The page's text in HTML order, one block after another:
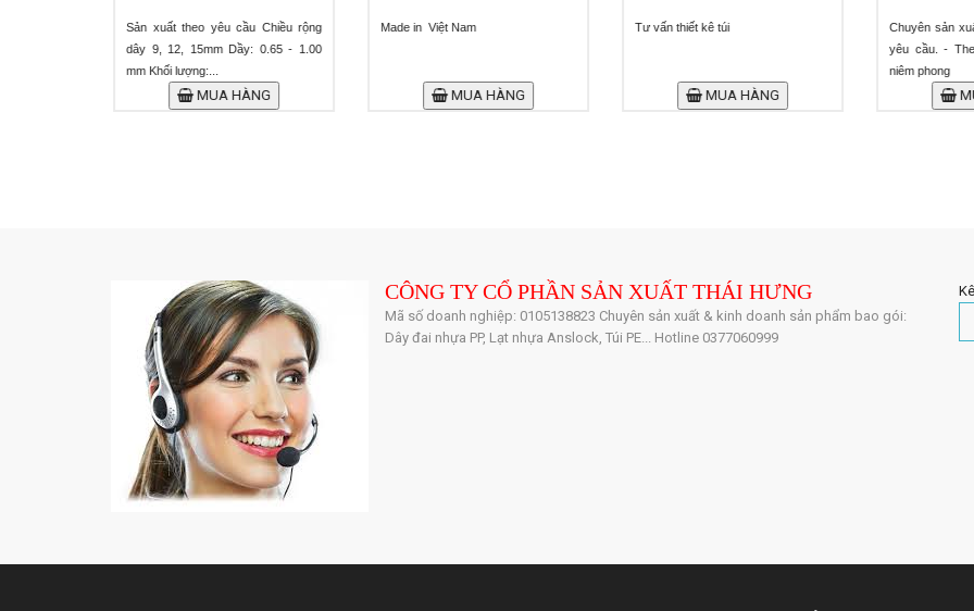
Sản xuất theo yêu cầu Chiều rộng
dây 9, 12, 15mm Dầy: 0.65 - 1.00
mm Khối lượng:...
MUA HÀNG
Made in Việt Nam
MUA HÀNG
Tư vấn thiết kê túi
MUA HÀNG
Chuyên sản
yêu cầu. -
niêm phong
CÔNG TY CỔ PHẦN SẢN XUẤT THÁI HƯNG
Mã số doanh nghiệp: 0105138823 Chuyên sản xuất & kinh doanh sản phẩm bao gói:
Dây đai nhựa PP, Lạt nhựa Anslock, Túi PE... Hotline 0377060999